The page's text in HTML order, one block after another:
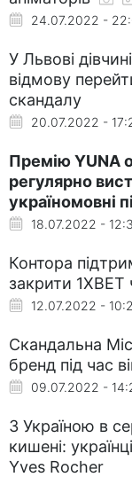
24.07.2022 -
У Львові
відмову
скандалу
20.07.2022 -
Премію YUNA
регулярно
україномовні
18.07.2022 -
Контора
закрити 1XBET
12.07.2022 -
Скандальна
бренд під час
09.07.2022 -
З Україною в
кишені:
Yves Rocher